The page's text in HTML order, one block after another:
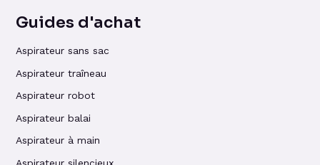
Guides d'achat
Aspirateur sans sac
Aspirateur traîneau
Aspirateur robot
Aspirateur balai
Aspirateur à main